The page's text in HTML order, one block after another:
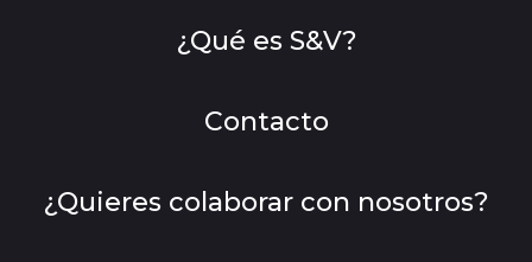
¿Qué es S&V?
Contacto
¿Quieres colaborar con nosotros?